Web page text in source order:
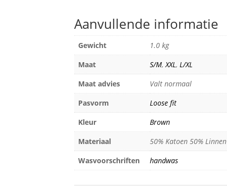
Aanvullende informatie
Gewicht
1.0 kg
Maat
S/M,XXL, L/XL
Maat advies
Valt normaal
Pasvorm
Loose fit
Kleur
Brown
Materiaal
50% Katoen 50% Linnen
Wasvoorschriften
handwas